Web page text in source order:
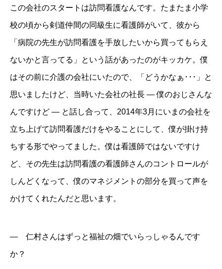
この会社のスタートは訪問看護なんです。たまたま小学
校の頃から剣道仲間の同級生に看護師がいて、彼から
「病院の先生が訪問看護を手放したいから買ってもらえ
ないかと言ってる」という話があったのがキッカケ。僕
はその前に介護の会社にいたので、「どうかなぁ･･･」と
思いましたけど、当時いた会社の社長 ― 僕のおじさんな
んですけど ― と話し合って、2014年3月にいまの会社を
立ち上げて訪問看護だけをやることにして、僕が掛け持
ちする形でやってました。僕は看護師ではないですけ
ど、その先生は訪問看護の看護師さんのコントロールが
しんどくなって、僕のマネジメントの部分を買って声を
かけてくれたんだと思います。
― 仁村さんはずっと福祉の畑でいらっしゃるんです
か？